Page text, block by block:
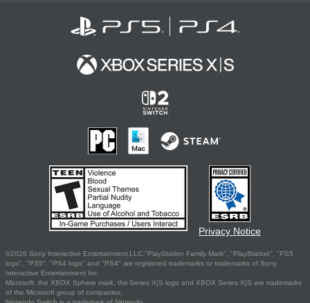
Privacy Notice
©2026 Sony Interactive Entertainment LLC."PlayStation Family Mark", "PlayStation", "PS5
logo", "PS5", "PS4 logo" and "PS4" are registered trademarks or trademarks of Sony
Interactive Entertainment Inc.
Microsoft, the XBOX Sphere mark, the Series X|S logo and XBOX Series X|S are trademarks
of the Microsoft group of companies.